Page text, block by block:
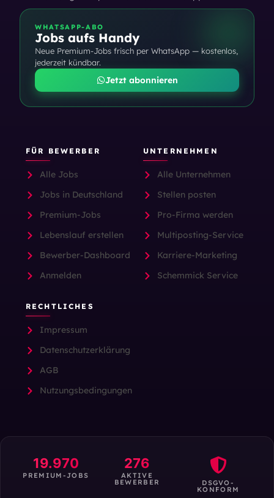
WHATSAPP-ABO
Jobs aufs Handy
Neue Premium-Jobs frisch per WhatsApp — kostenlos,
jederzeit kündbar.
Jetzt abonnieren
FÜR BEWERBER
Alle Jobs
Jobs in Deutschland
Premium-Jobs
Lebenslauf erstellen
Bewerber-Dashboard
Anmelden
UNTERNEHMEN
Alle Unternehmen
Stellen posten
Pro-Firma werden
Multiposting-Service
Karriere-Marketing
Schemmick Service
RECHTLICHES
Impressum
Datenschutzerklärung
AGB
Nutzungsbedingungen
19.970
PREMIUM-JOBS
276
AKTIVE
BEWERBER DSGVO-
KONFORM